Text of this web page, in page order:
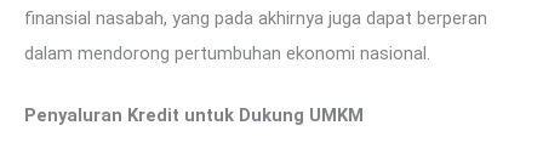
finansial nasabah, yang pada akhirnya juga dapat berperan
dalam mendorong pertumbuhan ekonomi nasional.
Penyaluran Kredit untuk Dukung UMKM